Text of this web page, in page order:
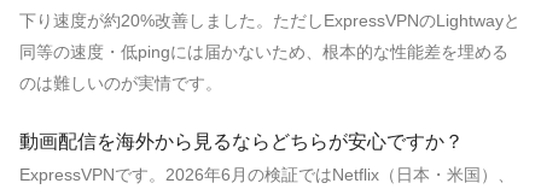
下り速度が約20%改善しました。ただしExpressVPNのLightwayと
同等の速度・低pingには届かないため、根本的な性能差を埋める
のは難しいのが実情です。
動画配信を海外から見るならどちらが安心ですか？
ExpressVPNです。2026年6月の検証ではNetflix（日本・米国）、